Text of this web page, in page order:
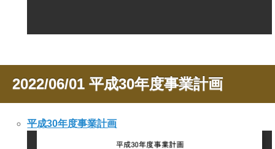
2022/06/01 平成30年度事業計画
平成30年度事業計画